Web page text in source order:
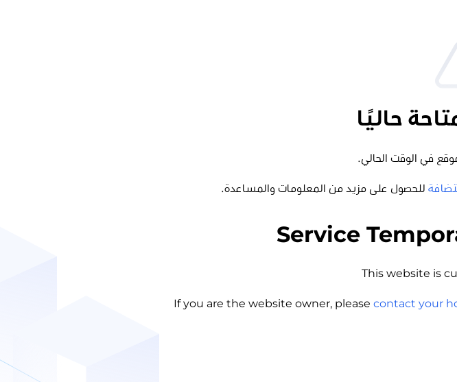
حاليًا
في الوقت الحالي.
للحصول على مزيد من المعلومات والمساعدة.
Service
This website is
If you are the website owner, please contact your